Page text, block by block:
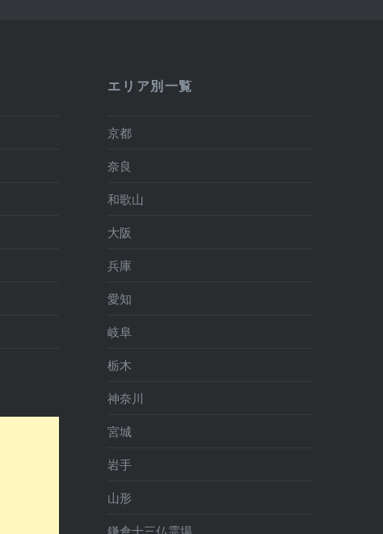
エリア別一覧
京都
奈良
和歌山
大阪
兵庫
愛知
岐阜
栃木
神奈川
宮城
岩手
山形
鎌倉十三仏霊場